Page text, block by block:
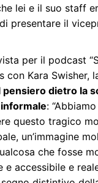
lei e il suo staff
presentare il
per il podcast
con Kara Swisher,
pensiero dietro la
:
questo tragico
un’immagine
che fosse
e accessibile e